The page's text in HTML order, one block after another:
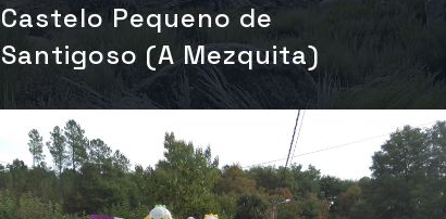
Castelo Pequeno de
Santigoso (A Mezquita)